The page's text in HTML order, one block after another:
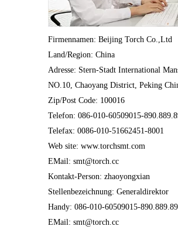
Firmennamen: Beijing Torch Co.,Ltd
Land/Region: China
Adresse: Stern-Stadt International
NO.10, Chaoyang District, Peking
Zip/Post Code: 100016
Telefon: 086-010-60509015-
Telefax: 0086-010-51662451-8001
Web site: www.torchsmt.com
EMail: smt@torch.cc
Kontakt-Person: zhaoyongxian
Stellenbezeichnung: Generaldirektor
Handy: 086-010-60509015-
EMail: smt@torch.cc